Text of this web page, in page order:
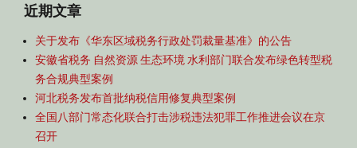
近期文章
关于发布《华东区域税务行政处罚裁量基准》的公告
安徽省税务 自然资源 生态环境 水利部门联合发布绿色转型税
务合规典型案例
河北税务发布首批纳税信用修复典型案例
全国八部门常态化联合打击涉税违法犯罪工作推进会议在京
召开